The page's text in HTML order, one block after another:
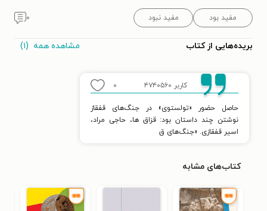
مفید بود مفید نبود ۰
بریده‌هایی از کتاب مشاهده همه (۱)
کاربر ۴۷۴۰۵۶۰ ۰
حاصل حضور «تولستوی» در جنگ‌های قفقاز
نوشتن چند داستان بود: قزاق ها، حاجی مراد،
اسیر قفقازی. «جنگ‌های ق
کتاب‌های مشابه